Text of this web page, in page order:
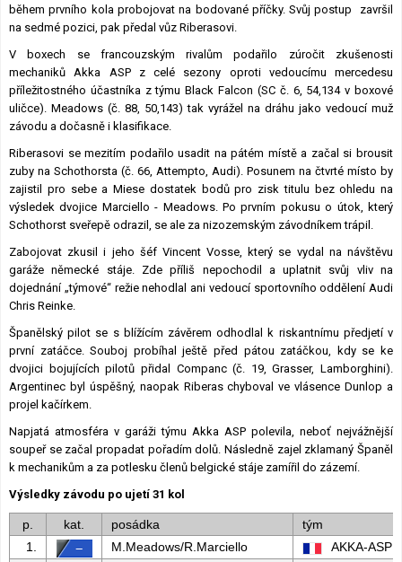
během prvního kola probojovat na bodované příčky. Svůj postup završil
na sedmé pozici, pak předal vůz Riberasovi.
V boxech se francouzským rivalům podařilo zúročit zkušenosti
mechaniků Akka ASP z celé sezony oproti vedoucímu mercedesu
příležitostného účastníka z týmu Black Falcon (SC č. 6, 54,134 v boxové
uličce). Meadows (č. 88, 50,143) tak vyrážel na dráhu jako vedoucí muž
závodu a dočasně i klasifikace.
Riberasovi se mezitím podařilo usadit na pátém místě a začal si brousit
zuby na Schothorsta (č. 66, Attempto, Audi). Posunem na čtvrté místo by
zajistil pro sebe a Miese dostatek bodů pro zisk titulu bez ohledu na
výsledek dvojice Marciello - Meadows. Po prvním pokusu o útok, který
Schothorst sveřepě odrazil, se ale za nizozemským závodníkem trápil.
Zabojovat zkusil i jeho šéf Vincent Vosse, který se vydal na návštěvu
garáže německé stáje. Zde příliš nepochodil a uplatnit svůj vliv na
dojednání „týmové“ režie nehodlal ani vedoucí sportovního oddělení Audi
Chris Reinke.
Španělský pilot se s blížícím závěrem odhodlal k riskantnímu předjetí v
první zatáčce. Souboj probíhal ještě před pátou zatáčkou, kdy se ke
dvojici bojujících pilotů přidal Companc (č. 19, Grasser, Lamborghini).
Argentinec byl úspěšný, naopak Riberas chyboval ve vlásence Dunlop a
projel kačírkem.
Napjatá atmosféra v garáži týmu Akka ASP polevila, neboť nejvážnější
soupeř se začal propadat pořadím dolů. Následně zajel zklamaný Španěl
k mechanikům a za potlesku členů belgické stáje zamířil do zázemí.
Výsledky závodu po ujetí 31 kol
p. kat. posádka
tým
1.
M.Meadows/R.Marciello
AKKA-ASP